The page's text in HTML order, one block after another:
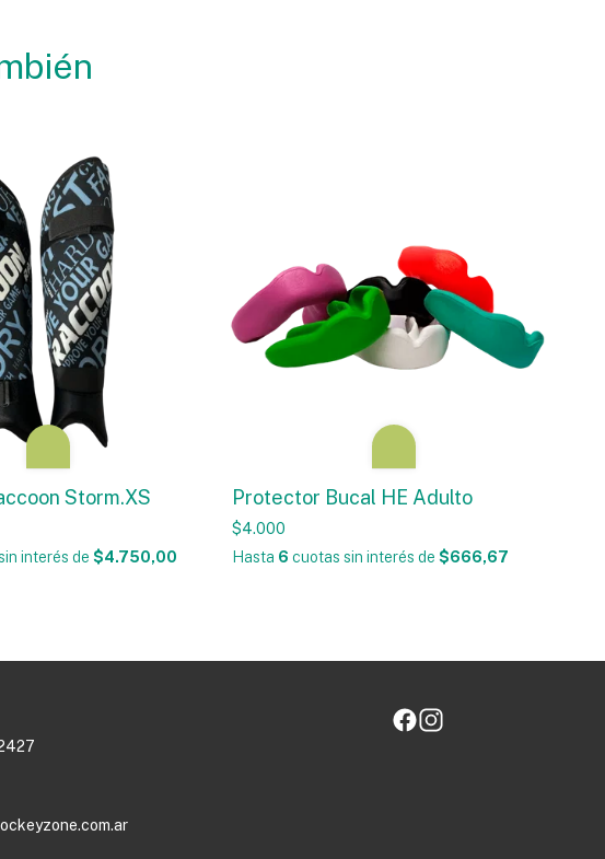
Storm.XS
interés de $4.750,00
Protector Bucal HE Adulto
$4.000
Hasta 6 cuotas sin interés de $666,67